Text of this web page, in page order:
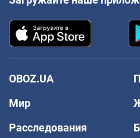
OBOZ.UA
Мир
Расследования